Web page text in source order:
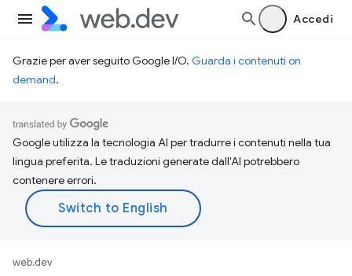
Accedi
Grazie per aver seguito Google I/O. Guarda i contenuti on
demand.
Google utilizza la tecnologia AI per tradurre i contenuti nella tua
lingua preferita. Le traduzioni generate dall'AI potrebbero
contenere errori.
web.dev